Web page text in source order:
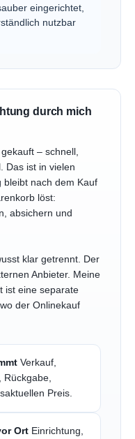
eingerichtet,
nutzbar
durch mich
– schnell,
Das ist in vielen
bleibt nach dem Kauf
löst:
absichern und
klar getrennt. Der
Anbieter. Meine
ist eine separate
der Onlinekauf
Verkauf,
Preis.
Ort Einrichtung,